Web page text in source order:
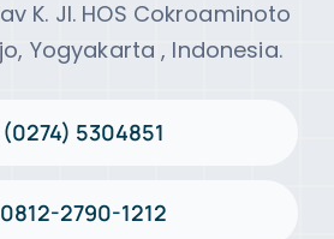
K. Jl. HOS Cokroaminoto
Yogyakarta , Indonesia.
(0274) 5304851
0812-2790-1212